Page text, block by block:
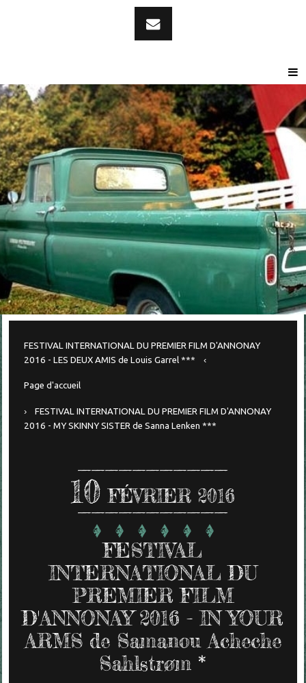
FESTIVAL INTERNATIONAL DU PREMIER FILM D'ANNONAY
2016 - LES DEUX AMIS de Louis Garrel ***
Page d'accueil
FESTIVAL INTERNATIONAL DU PREMIER FILM D'ANNONAY
2016 - MY SKINNY SISTER de Sanna Lenken ***
10 FÉVRIER 2016
FESTIVAL
INTERNATIONAL DU
PREMIER FILM
D'ANNONAY 2016 - IN YOUR
ARMS de Samanou Acheche
Sahlstrøm *